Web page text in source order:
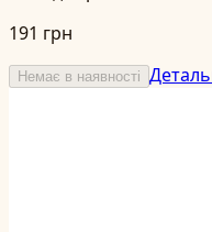
191 грн
Немає в наявності